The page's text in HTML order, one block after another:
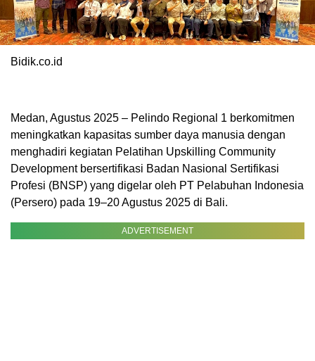
Bidik.co.id
Medan, Agustus 2025 – Pelindo Regional 1 berkomitmen
meningkatkan kapasitas sumber daya manusia dengan
menghadiri kegiatan Pelatihan Upskilling Community
Development bersertifikasi Badan Nasional Sertifikasi
Profesi (BNSP) yang digelar oleh PT Pelabuhan Indonesia
(Persero) pada 19–20 Agustus 2025 di Bali.
ADVERTISEMENT